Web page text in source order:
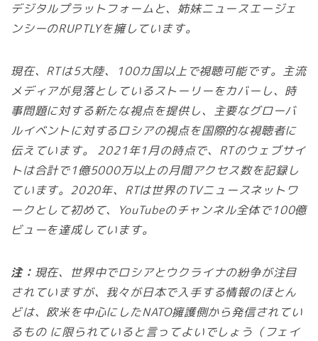
デジタルプラットフォームと、姉妹ニュースエージェ
ンシーのRUPTLYを擁しています。
現在、RTは5大陸、100カ国以上で視聴可能です。主流
メディアが見落としているストーリーをカバーし、時
事問題に対する新たな視点を提供し、主要なグローバ
ルイベントに対するロシアの視点を国際的な視聴者に
伝えています。 2021年1月の時点で、RTのウェブサイ
トは合計で1億5000万以上の月間アクセス数を記録し
ています。2020年、RTは世界のTVニュースネットワ
ークとして初めて、YouTubeのチャンネル全体で100億
ビューを達成しています。
注： 現在、世界中でロシアとウクライナの紛争が注目
されていますが、我々が日本で入手する情報のほとん
どは、欧米を中心にしたNATO擁護側から発信されてい
るもの に限られていると言ってよいでしょう（フェイ